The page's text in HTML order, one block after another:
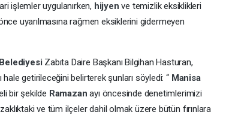
işlemler uygulanırken, hijyenve temizlik eksiklikleri
uyarılmasına rağmen eksiklerini gidermeyen
Zabıta Daire Başkanı Bilgihan Hasturan,
getirileceğini belirterek şunları söyledi: “ Manisa
bir şekilde Ramazanayı öncesinde denetimlerimizi
ve tüm ilçeler dahil olmak üzere bütün fırınlara